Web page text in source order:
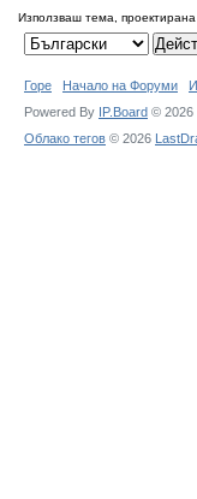
Използваш тема, проектирана
Горе Начало на Форуми
Powered By IP.Board © 2026
Облако тегов © 2026